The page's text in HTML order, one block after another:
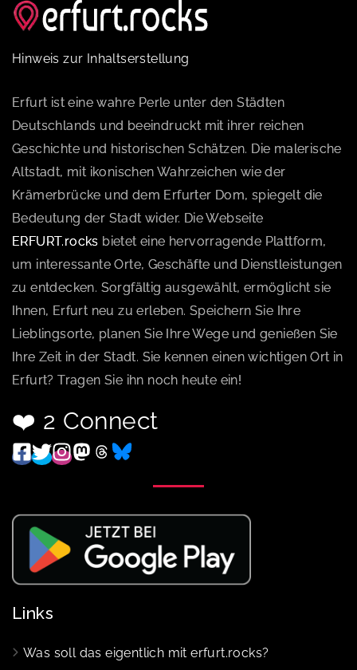
Hinweis zur Inhaltserstellung
Erfurt ist eine wahre Perle unter den Städten
Deutschlands und beeindruckt mit ihrer reichen
Geschichte und historischen Schätzen. Die malerische
Altstadt, mit ikonischen Wahrzeichen wie der
Krämerbrücke und dem Erfurter Dom, spiegelt die
Bedeutung der Stadt wider. Die Webseite
ERFURT.rocks bietet eine hervorragende Plattform,
um interessante Orte, Geschäfte und Dienstleistungen
zu entdecken. Sorgfältig ausgewählt, ermöglicht sie
Ihnen, Erfurt neu zu erleben. Speichern Sie Ihre
Lieblingsorte, planen Sie Ihre Wege und genießen Sie
Ihre Zeit in der Stadt. Sie kennen einen wichtigen Ort in
Erfurt? Tragen Sie ihn noch heute ein!
❤️ 2 Connect
Links
Was soll das eigentlich mit erfurt.rocks?